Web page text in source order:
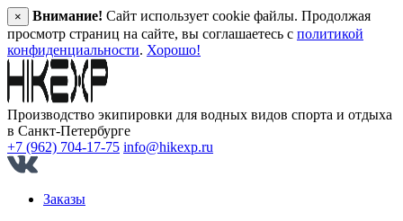
× Внимание! Сайт использует cookie файлы. Продолжая
просмотр страниц на сайте, вы соглашаетесь с политикой
конфиденциальности. Хорошо!
Производство экипировки для водных видов спорта и отдыха
в Санкт‑Петербурге
+7 (962) 704-17-75 info@hikexp.ru
Заказы